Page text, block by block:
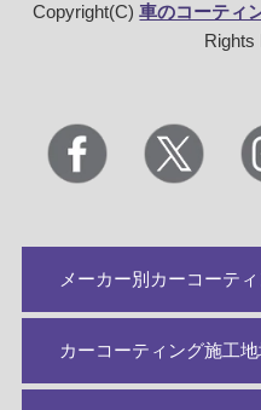
Copyright(C)車のコーティ
Rights
メーカー別カーコーテ
カーコーティング施工